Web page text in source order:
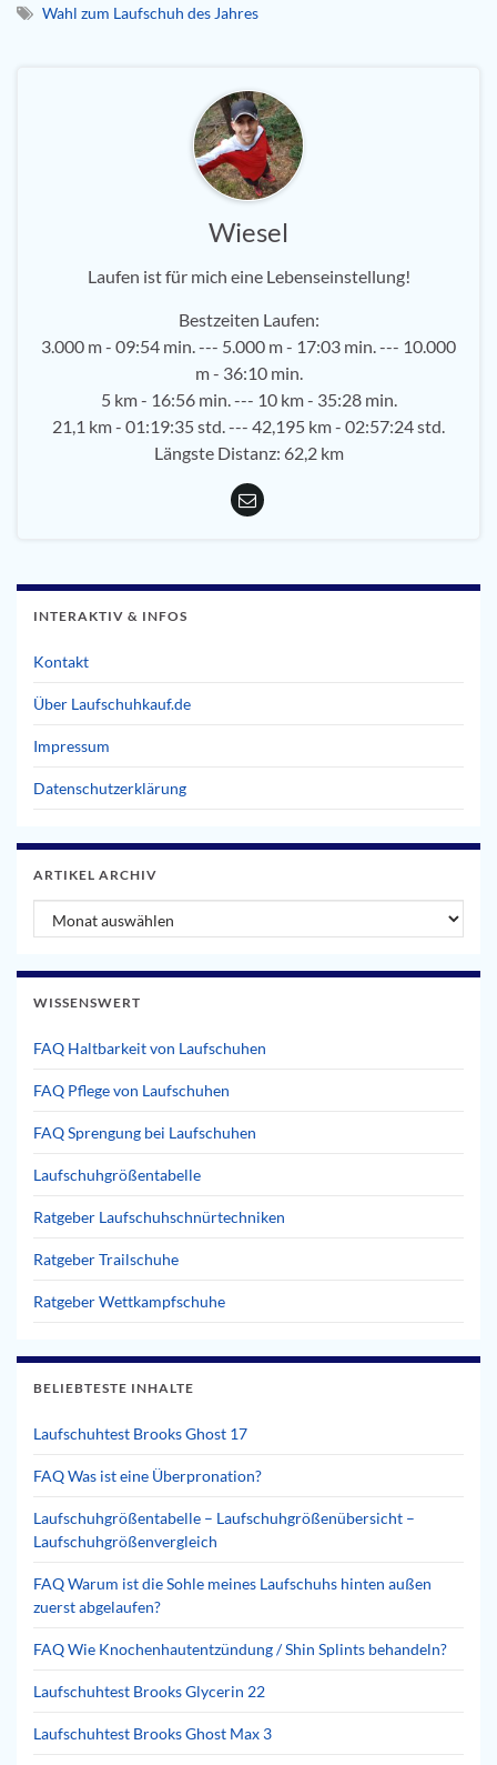
Wahl zum Laufschuh des Jahres
Wiesel
Laufen ist für mich eine Lebenseinstellung!
Bestzeiten Laufen:
3.000 m - 09:54 min. --- 5.000 m - 17:03 min. --- 10.000
m - 36:10 min.
5 km - 16:56 min. --- 10 km - 35:28 min.
21,1 km - 01:19:35 std. --- 42,195 km - 02:57:24 std.
Längste Distanz: 62,2 km
INTERAKTIV & INFOS
Kontakt
Über Laufschuhkauf.de
Impressum
Datenschutzerklärung
ARTIKEL ARCHIV
Artikel Archiv
WISSENSWERT
FAQ Haltbarkeit von Laufschuhen
FAQ Pflege von Laufschuhen
FAQ Sprengung bei Laufschuhen
Laufschuhgrößentabelle
Ratgeber Laufschuhschnürtechniken
Ratgeber Trailschuhe
Ratgeber Wettkampfschuhe
BELIEBTESTE INHALTE
Laufschuhtest Brooks Ghost 17
FAQ Was ist eine Überpronation?
Laufschuhgrößentabelle – Laufschuhgrößenübersicht –
Laufschuhgrößenvergleich
FAQ Warum ist die Sohle meines Laufschuhs hinten außen
zuerst abgelaufen?
FAQ Wie Knochenhautentzündung / Shin Splints behandeln?
Laufschuhtest Brooks Glycerin 22
Laufschuhtest Brooks Ghost Max 3